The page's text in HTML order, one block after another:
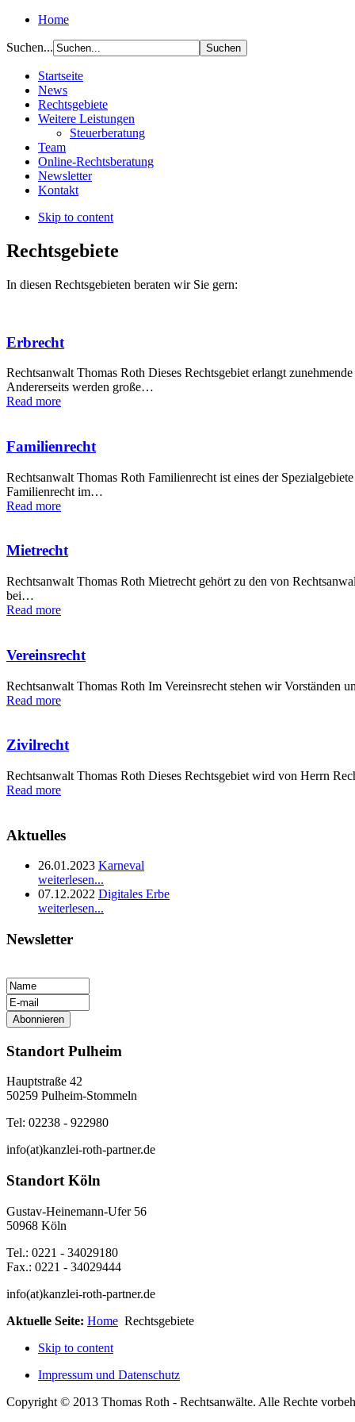
Home
Suchen...
Startseite
News
Rechtsgebiete
Weitere Leistungen
Steuerberatung
Team
Online-Rechtsberatung
Newsletter
Kontakt
Skip to content
Rechtsgebiete
In diesen Rechtsgebieten beraten wir Sie gern:
Erbrecht
Rechtsanwalt Thomas Roth Dieses Rechtsgebiet erlangt
Andererseits werden große…
Read more
Familienrecht
Rechtsanwalt Thomas Roth Familienrecht ist eines der
Familienrecht im…
Read more
Mietrecht
Rechtsanwalt Thomas Roth Mietrecht gehört zu den von
bei…
Read more
Vereinsrecht
Rechtsanwalt Thomas Roth Im Vereinsrecht stehen wir Vorständen
Read more
Zivilrecht
Rechtsanwalt Thomas Roth Dieses Rechtsgebiet wird von Herrn
Read more
Aktuelles
26.01.2023 Karneval
weiterlesen...
07.12.2022 Digitales Erbe
weiterlesen...
Newsletter
Standort Pulheim
Hauptstraße 42
50259 Pulheim-Stommeln
Tel: 02238 - 922980
info(at)kanzlei-roth-partner.de
Standort Köln
Gustav-Heinemann-Ufer 56
50968 Köln
Tel.: 0221 - 34029180
Fax.: 0221 - 34029444
info(at)kanzlei-roth-partner.de
Aktuelle Seite: Home Rechtsgebiete
Skip to content
Impressum und Datenschutz
Copyright © 2013 Thomas Roth - Rechtsanwälte. Alle Rechte